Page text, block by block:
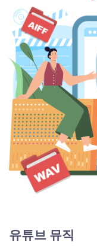
유튜브 뮤직